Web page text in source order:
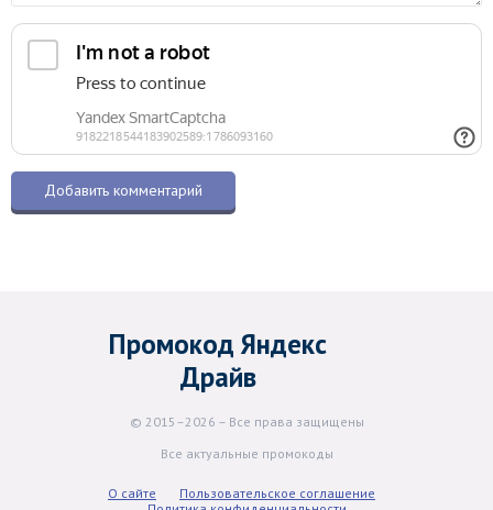
Промокод Яндекс
Драйв
© 2015–2026 – Все права защищены
Все актуальные промокоды
О сайте
Пользовательское соглашение